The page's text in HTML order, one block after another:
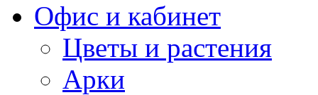
Офис и кабинет
Цветы и растения
Арки